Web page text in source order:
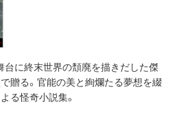
台に終末世界の頽廃を描きだした傑
贈る。官能の美と絢爛たる夢想を綴
る怪奇小説集。